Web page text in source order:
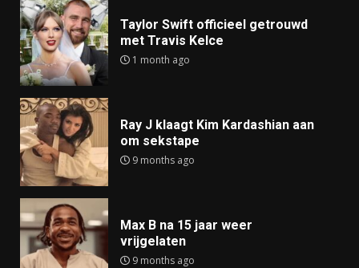
Taylor Swift officieel getrouwd
met Travis Kelce
1 month ago
Ray J klaagt Kim Kardashian aan
om sekstape
9 months ago
Max B na 15 jaar weer
vrijgelaten
9 months ago